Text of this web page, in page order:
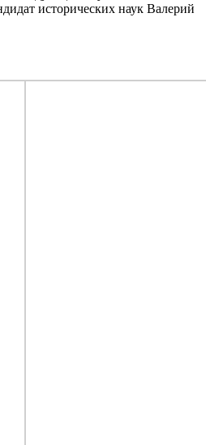
исторических наук Валерий